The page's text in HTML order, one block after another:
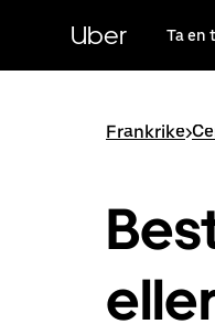
hovedinnholdet
Uber Ta en
Frankrike>